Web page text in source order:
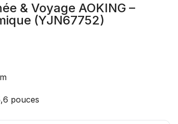
& Voyage AOKING –
(YJN67752)
pouces